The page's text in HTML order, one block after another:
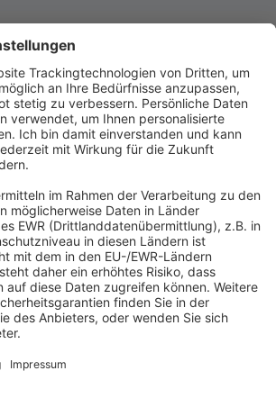
anfordern|Abo kündigen
Werben bei uns